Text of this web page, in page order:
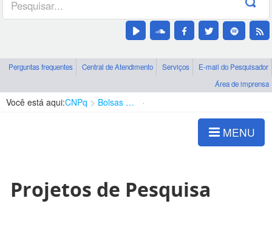
Perguntas frequentes Central de Atendimento Serviços
E-mail do Pesquisador
Área de imprensa
Você está aqui:CNPq Bolsas e Auxílios Vigentes
MENU
Projetos de Pesquisa